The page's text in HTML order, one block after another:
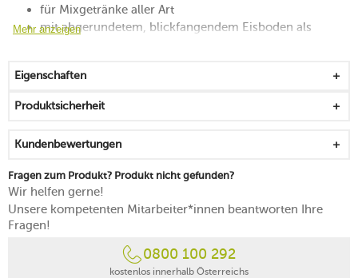
für Mixgetränke aller Art
mit abgerundetem, blickfangendem Eisboden als
für genussvolle Abende mit Freunden und der Familie
spülmaschinenfest
Mehr anzeigen
Eigenschaften
Produktsicherheit
Kundenbewertungen
Fragen zum Produkt? Produkt nicht gefunden?
Wir helfen gerne!
Unsere kompetenten Mitarbeiter*innen beantworten Ihre
Fragen!
0800 100 292
kostenlos innerhalb Österreichs